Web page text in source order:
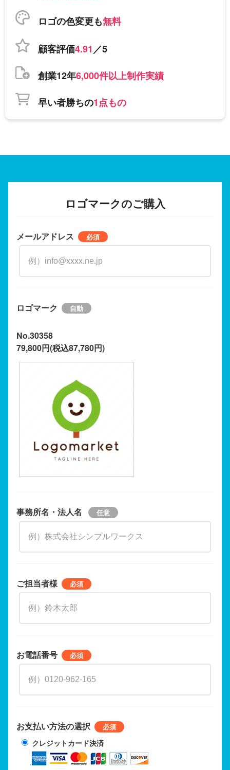
ロゴの色変更も無料
顧客評価4.91／5
創業12年6,000件以上制作実績
早い者勝ちの1点もの
ロゴマークのご購入
メールアドレス
ロゴマーク
No.30358
79,800円(税込87,780円)
事務所名・法人名
ご担当者様
お電話番号
お支払い方法の選択
クレジットカード決済